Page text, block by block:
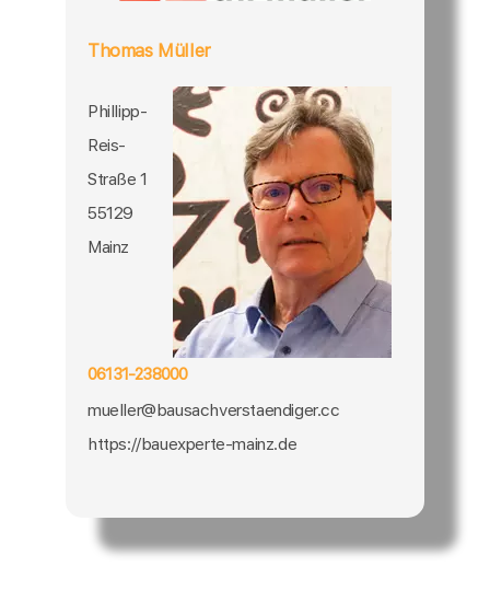
Thomas Müller
Phillipp-
Reis-
Straße 1
55129
Mainz
06131-238000
mueller@bausachverstaendiger.cc
https://bauexperte-mainz.de